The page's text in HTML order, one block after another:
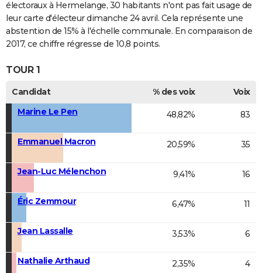
électoraux à Hermelange, 30 habitants n'ont pas fait usage de
leur carte d'électeur dimanche 24 avril. Cela représente une
abstention de 15% à l'échelle communale. En comparaison de
2017, ce chiffre régresse de 10,8 points.
TOUR 1
Candidat % des voix
Voix
Marine Le Pen
48,82% 83
Emmanuel Macron 20,59% 35
Jean-Luc Mélenchon 9,41% 16
Éric Zemmour 6,47% 11
Jean Lassalle 3,53% 6
Nathalie Arthaud 2,35% 4